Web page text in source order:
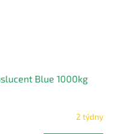
Blue 1000kg
2 týdny